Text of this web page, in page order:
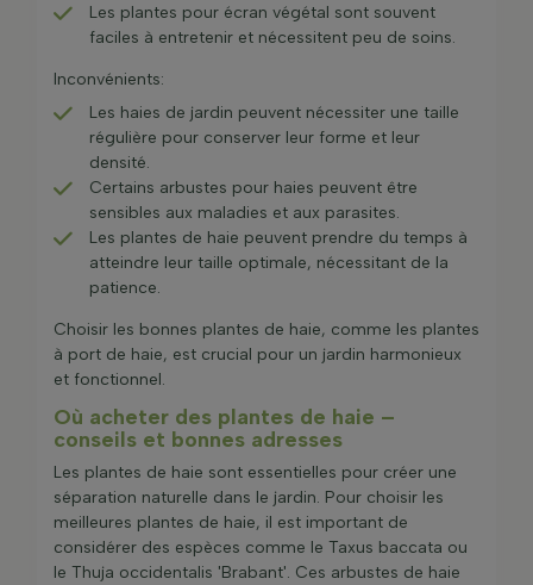
Les plantes pour écran végétal sont souvent
faciles à entretenir et nécessitent peu de soins.
Inconvénients:
Les haies de jardin peuvent nécessiter une taille
régulière pour conserver leur forme et leur
densité.
Certains arbustes pour haies peuvent être
sensibles aux maladies et aux parasites.
Les plantes de haie peuvent prendre du temps à
atteindre leur taille optimale, nécessitant de la
patience.
Choisir les bonnes plantes de haie, comme les plantes
à port de haie, est crucial pour un jardin harmonieux
et fonctionnel.
Où acheter des plantes de haie –
conseils et bonnes adresses
Les plantes de haie sont essentielles pour créer une
séparation naturelle dans le jardin. Pour choisir les
meilleures plantes de haie, il est important de
considérer des espèces comme le Taxus baccata ou
le Thuja occidentalis 'Brabant'. Ces arbustes de haie